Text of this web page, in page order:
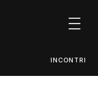
INCONTRI